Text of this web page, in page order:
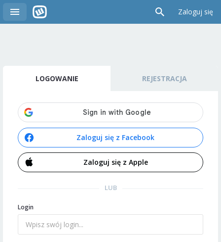
Zaloguj się
LOGOWANIE REJESTRACJA
Zaloguj się z Facebook
Zaloguj się z Apple
LUB
Login